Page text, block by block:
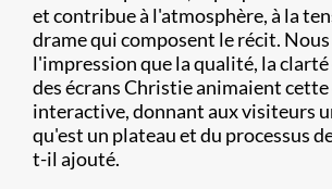
et contribue à l'atmosphère, à la
drame qui composent le récit. Nous
l'impression que la qualité, la
des écrans Christie animaient
interactive, donnant aux visiteurs
qu'est un plateau et du processus
t-il ajouté.